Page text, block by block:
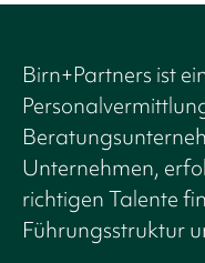
Birn+Partners ist
Unternehmen,
richtigen Talente
Führungsstruktur